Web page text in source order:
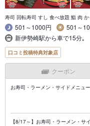
寿司 回転寿司 すし 食べ放題 鮨 肉
501～1000円
501～
新伊勢崎駅から車で15分｡
口コミ投稿特典対象店
クーポン
お寿司・ラーメン・サイドメニュ
【8/17～】お寿司・ラーメン・サ